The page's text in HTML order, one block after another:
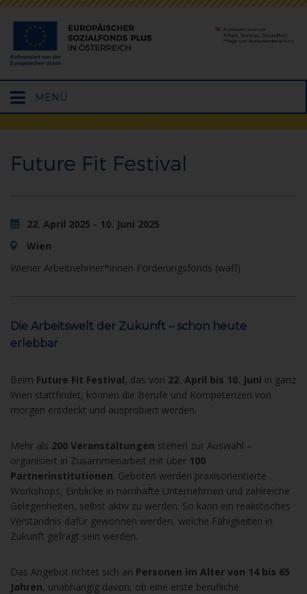
Hauptmenü
öffnen
MENÜ
Future Fit Festival
22. April 2025 - 10. Juni 2025
Wien
Wiener Arbeitnehmer*innen Förderungsfonds (waff)
Die Arbeitswelt der Zukunft – schon heute
erlebbar
Beim Future Fit Festival, das von 22. April bis 10. Juni in ganz
Wien stattfindet, können die Berufe und Kompetenzen von
morgen entdeckt und ausprobiert werden.
Mehr als 200 Veranstaltungen stehen zur Auswahl –
organisiert in Zusammenarbeit mit über 100
Partnerinstitutionen. Geboten werden praxisorientierte
Workshops, Einblicke in namhafte Unternehmen und zahlreiche
Gelegenheiten, selbst aktiv zu werden. So kann ein realistisches
Verständnis dafür gewonnen werden, welche Fähigkeiten in
Zukunft gefragt sein werden.
Das Angebot richtet sich an Personen im Alter von 14 bis 65
Jahren, unabhängig davon, ob eine erste berufliche